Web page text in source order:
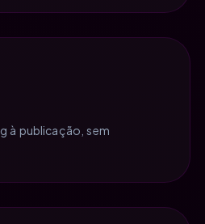
à publicação, sem